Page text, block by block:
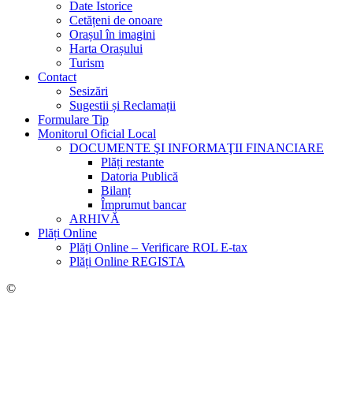
Date Istorice
Cetățeni de onoare
Orașul în imagini
Harta Orașului
Turism
Contact
Sesizări
Sugestii și Reclamații
Formulare Tip
Monitorul Oficial Local
DOCUMENTE ŞI INFORMAŢII FINANCIARE
Plăți restante
Datoria Publică
Bilanț
Împrumut bancar
ARHIVĂ
Plăți Online
Plăți Online – Verificare ROL E-tax
Plăți Online REGISTA
©